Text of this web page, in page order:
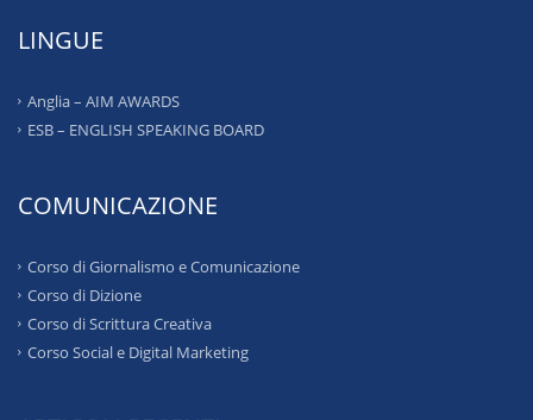
LINGUE
Anglia – AIM AWARDS
ESB – ENGLISH SPEAKING BOARD
COMUNICAZIONE
Corso di Giornalismo e Comunicazione
Corso di Dizione
Corso di Scrittura Creativa
Corso Social e Digital Marketing